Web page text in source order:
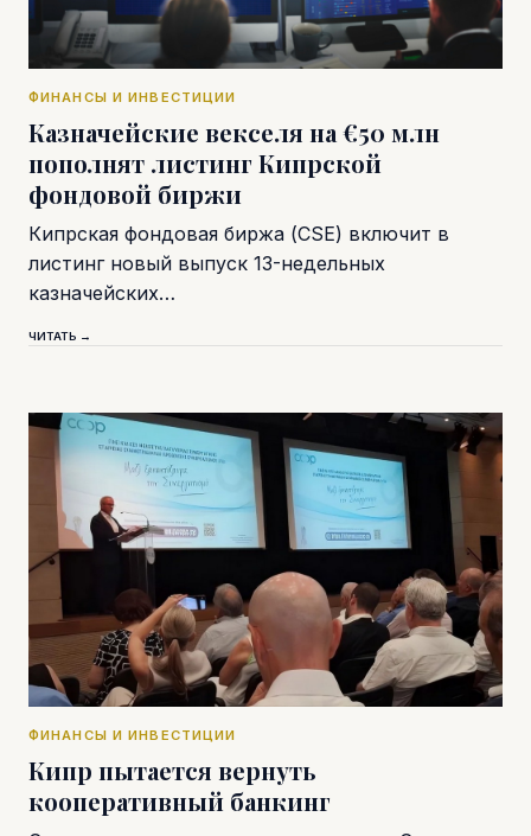
ФИНАНСЫ И ИНВЕСТИЦИИ
Казначейские векселя на €50 млн
пополнят листинг Кипрской
фондовой биржи
Кипрская фондовая биржа (CSE) включит в
листинг новый выпуск 13-недельных
казначейских…
ЧИТАТЬ →
ФИНАНСЫ И ИНВЕСТИЦИИ
Кипр пытается вернуть
кооперативный банкинг